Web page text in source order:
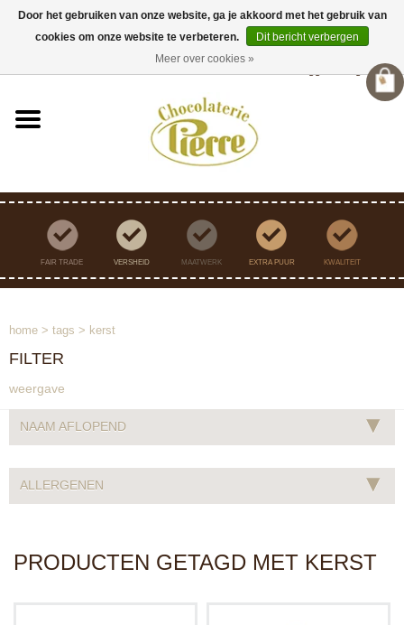
Verzending binnen Nederland vanaf €45,- gratis
Registreren
FAIR TRADE VERSHEID MAATWERK EXTRA PUUR KWALITEIT
home > tags > kerst
FILTER
weergave
NAAM AFLOPEND ▾
ALLERGENEN ▾
PRODUCTEN GETAGD MET KERST
Door het gebruiken van onze website, ga je akkoord met het gebruik van
cookies om onze website te verbeteren.
Dit bericht verbergen
Meer over cookies »